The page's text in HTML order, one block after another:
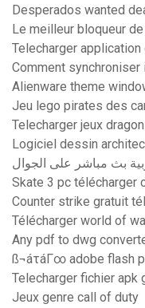
Desperados wanted
Le meilleur bloqueur
Telecharger
Comment
Alienware theme
Jeu lego pirates des
Telecharger jeux
Logiciel dessin
بث مباشر على الجوال
Skate 3 pc télécharger
Counter strike gratuit
Télécharger world of
Any pdf to dwg
ß¬áτáΓ∞ adobe flash
Telecharger fichier apk
Jeux genre call of duty